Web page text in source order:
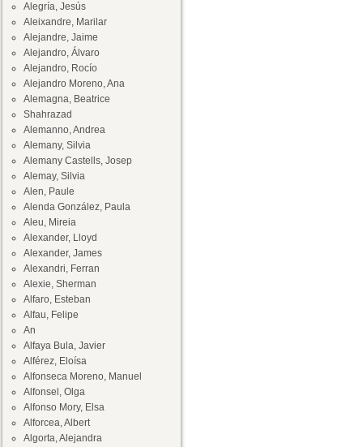
Alegría, Jesús
Aleixandre, Marilar
Alejandre, Jaime
Alejandro, Álvaro
Alejandro, Rocío
Alejandro Moreno, Ana
Alemagna, Beatrice
Shahrazad
Alemanno, Andrea
Alemany, Silvia
Alemany Castells, Josep
Alemay, Silvia
Alen, Paule
Alenda González, Paula
Aleu, Mireia
Alexander, Lloyd
Alexander, James
Alexandri, Ferran
Alexie, Sherman
Alfaro, Esteban
Alfau, Felipe
An
Alfaya Bula, Javier
Alférez, Eloísa
Alfonseca Moreno, Manuel
Alfonsel, Olga
Alfonso Mory, Elsa
Alforcea, Albert
Algorta, Alejandra